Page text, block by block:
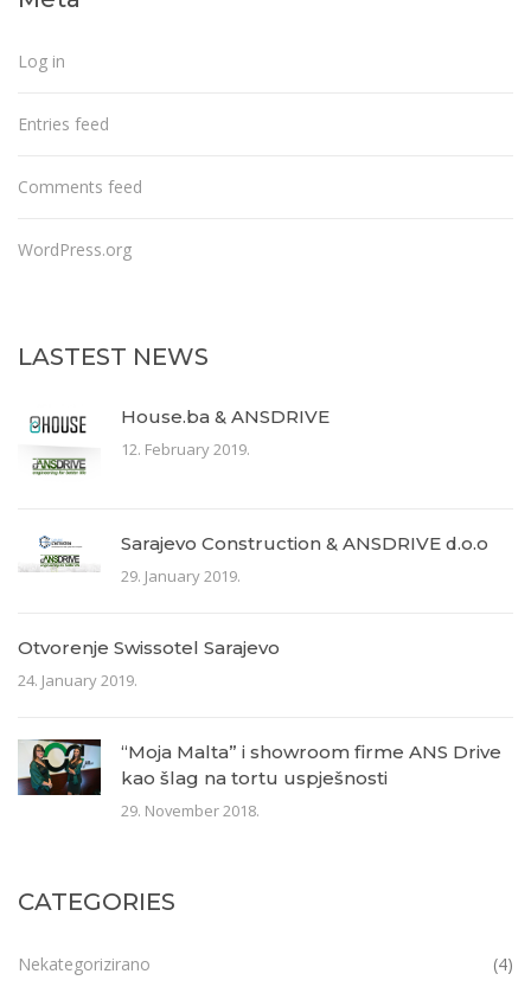
Log in
Entries feed
Comments feed
WordPress.org
LASTEST NEWS
House.ba & ANSDRIVE
12. February 2019.
Sarajevo Construction & ANSDRIVE d.o.o
29. January 2019.
Otvorenje Swissotel Sarajevo
24. January 2019.
“Moja Malta” i showroom firme ANS Drive
kao šlag na tortu uspješnosti
29. November 2018.
CATEGORIES
Nekategorizirano (4)